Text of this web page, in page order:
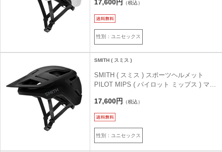
17,600円 （税込）
性別：ユニセックス
SMITH ( スミス )
SMITH ( スミス ) スポーツヘルメット
PILOT MIPS ( パイロット ミップス ) マッ
17,600円 （税込）
性別：ユニセックス